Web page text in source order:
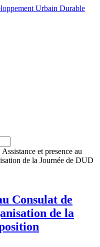
Urbain Durable
Assistance et presence au
de la Journée de DUD
Consulat de
de la